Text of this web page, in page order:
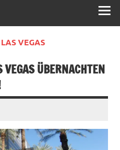
VEGAS
ÜBERNACHTEN